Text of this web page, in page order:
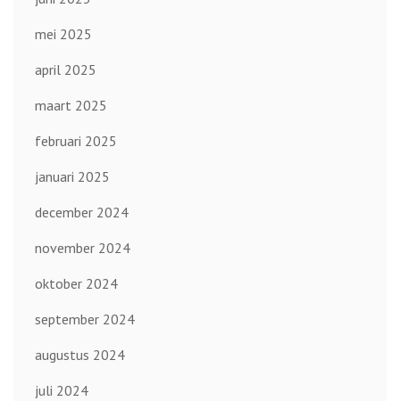
mei 2025
april 2025
maart 2025
februari 2025
januari 2025
december 2024
november 2024
oktober 2024
september 2024
augustus 2024
juli 2024